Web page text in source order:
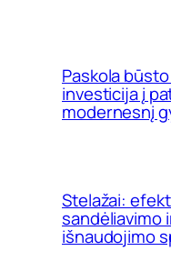
Paskola
investicija į
modernesnį
Stelažai:
sandėliavimo
išnaudojimo